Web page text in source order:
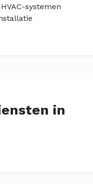
systemen
in